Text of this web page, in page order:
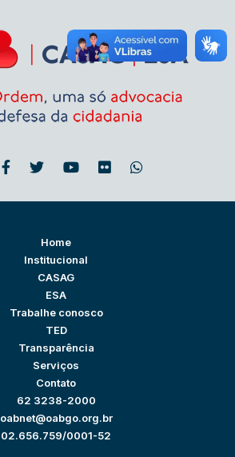
Home
Institucional
CASAG
ESA
Trabalhe conosco
TED
Transparência
Serviços
Contato
62 3238-2000
oabnet@oabgo.org.br
02.656.759/0001-52